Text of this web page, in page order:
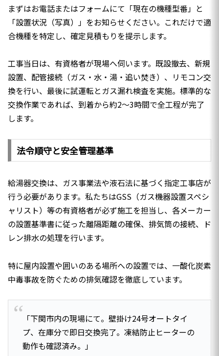
まずはお電話またはフォームにて「現在の機種型番」と
「設置状況（写真）」をお知らせください。これだけで適
合機種を特定し、確定見積もりを提示します。
工事当日は、有資格者が現場へ伺います。既設撤去、新規
設置、配管接続（ガス・水・湯・追い焚き）、リモコン交
換を行い、最後に試運転とガス漏れ検査を実施。標準的な
交換作業であれば、到着から約2〜3時間で全工程が完了
します。
法令順守と安全管理基準
給湯器交換は、ガス事業法や液石法に基づく指定工事店が
行う必要があります。私たちはGSS（ガス機器設置スペシ
ャリスト）等の有資格者が必ず施工を担当し、各メーカー
の設置基準書に従った離隔距離の確保、排気筒の接続、ド
レン排水の処理を行います。
特に屋内設置や囲いのある場所への設置では、一酸化炭素
中毒事故を防ぐための排気確認を徹底しています。
「下関市内の現場にて。壁掛け24号オートタイ
プ、在庫分で即日交換完了。凍結防止ヒーターの
動作も確認済み。」